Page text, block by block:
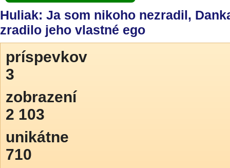
Huliak: Ja som nikoho nezradil,
zradilo jeho vlastné ego
príspevkov
3
zobrazení
2 103
unikátne
710